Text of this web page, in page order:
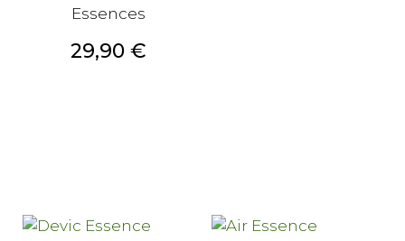
Essences
Prezzo
29,90 €